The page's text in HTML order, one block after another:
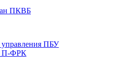
ПКВБ
ПБУ
П-ФРК